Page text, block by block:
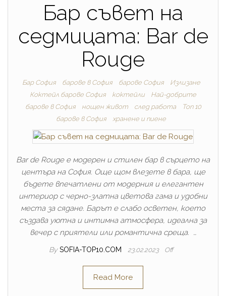
Бар съвет на
седмицата: Bar de
Rouge
Бар София барове в София барове София
Излизане
Коктейл барове София
коктейли
Най-добрите
барове в София
нощен живот след работа
Топ 10
барове в София
хранене и пиене
Bar de Rouge е модерен и стилен бар в сърцето на
центъра на София. Още щом влезете в бара, ще
бъдете впечатлени от модерния и елегантен
интериор с черно-златна цветова гама и удобни
места за сядане. Барът е слабо осветен, което
създава уютна и интимна атмосфера, идеална за
вечер с приятели или романтична среща. …
By SOFIA-TOP10.COM 23.02.2023 Off
Read More